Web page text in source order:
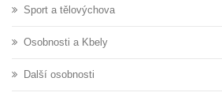
Sport a tělovýchova
Osobnosti a Kbely
Další osobnosti